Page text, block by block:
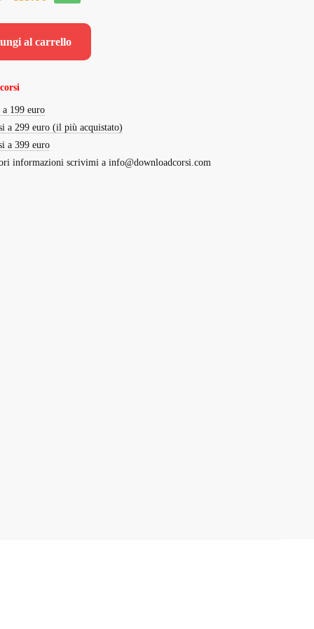
originale
era:
attuale
è:
al carrello
199 euro
a 299 euro (il più acquistato)
a 399 euro
informazioni scrivimi a info@downloadcorsi.com